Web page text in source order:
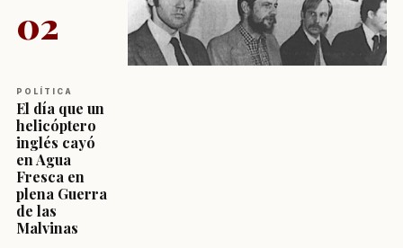
02
POLÍTICA
El día que un
helicóptero
inglés cayó
en Agua
Fresca en
plena Guerra
de las
Malvinas